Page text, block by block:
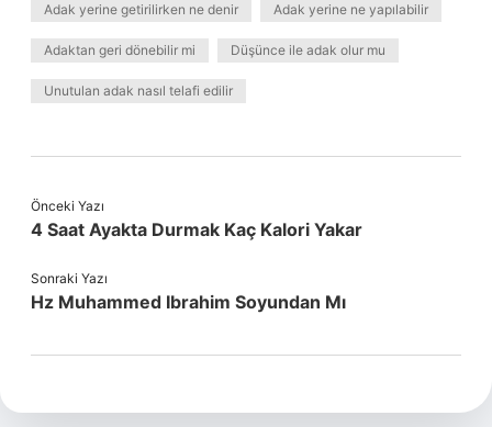
Adak yerine getirilirken ne denir Adak yerine ne yapılabilir
Adaktan geri dönebilir mi Düşünce ile adak olur mu
Unutulan adak nasıl telafi edilir
Önceki Yazı
4 Saat Ayakta Durmak Kaç Kalori Yakar
Sonraki Yazı
Hz Muhammed Ibrahim Soyundan Mı